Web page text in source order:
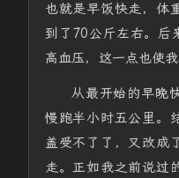
也就是早饭快走，体
到了70公斤左右。后
高血压，这一点也使
从最开始的早晚
慢跑半小时五公里。
盖受不了了，又改成
走。正如我之前说过